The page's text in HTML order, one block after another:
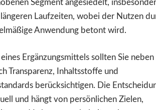
Segment angesiedelt,
Laufzeiten, wobei der Nutzen
Anwendung betont wird.
Ergänzungsmittels sollten Sie neben
Transparenz, Inhaltsstoffe und
berücksichtigen. Die
und hängt von persönlichen Zielen,